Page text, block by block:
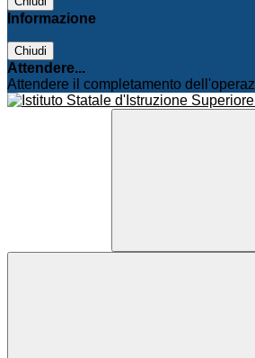
Informazione
Chiudi
Attendere...
Attendere il completamento